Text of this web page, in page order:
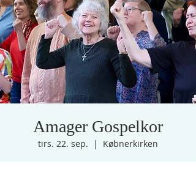
Amager Gospelkor
tirs. 22. sep.
  |
Købnerkirken